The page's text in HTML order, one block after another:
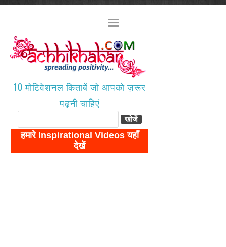
10 मोटिवेशनल किताबें जो आपको ज़रूर
पढ़नी चाहिएं